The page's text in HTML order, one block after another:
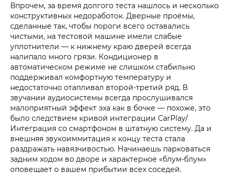
Впрочем, за время долгого теста нашлось и несколько
конструктивных недоработок. Дверные проёмы,
сделанные так, чтобы пороги всего оставались
чистыми, на тестовой машине имели слабые
уплотнители — к нижнему краю дверей всегда
налипало много грязи. Кондиционер в
автоматическом режиме не слишком стабильно
поддерживал комфортную температуру и
недостаточно отапливал второй-третий ряд. В
звучании аудиосистемы всегда прослушивался
малоприятный эффект эха как в бочке — похоже, это
было следствием кривой интеграции CarPlay/
Интеграция со смартфоном в штатную систему. Да и
внешняя звукоиммитация к концу теста стала
раздражать навязчивостью. Начинаешь парковаться
задним ходом во дворе и характерное «блум-блум»
оповещает о вашем прибытии всех соседей.